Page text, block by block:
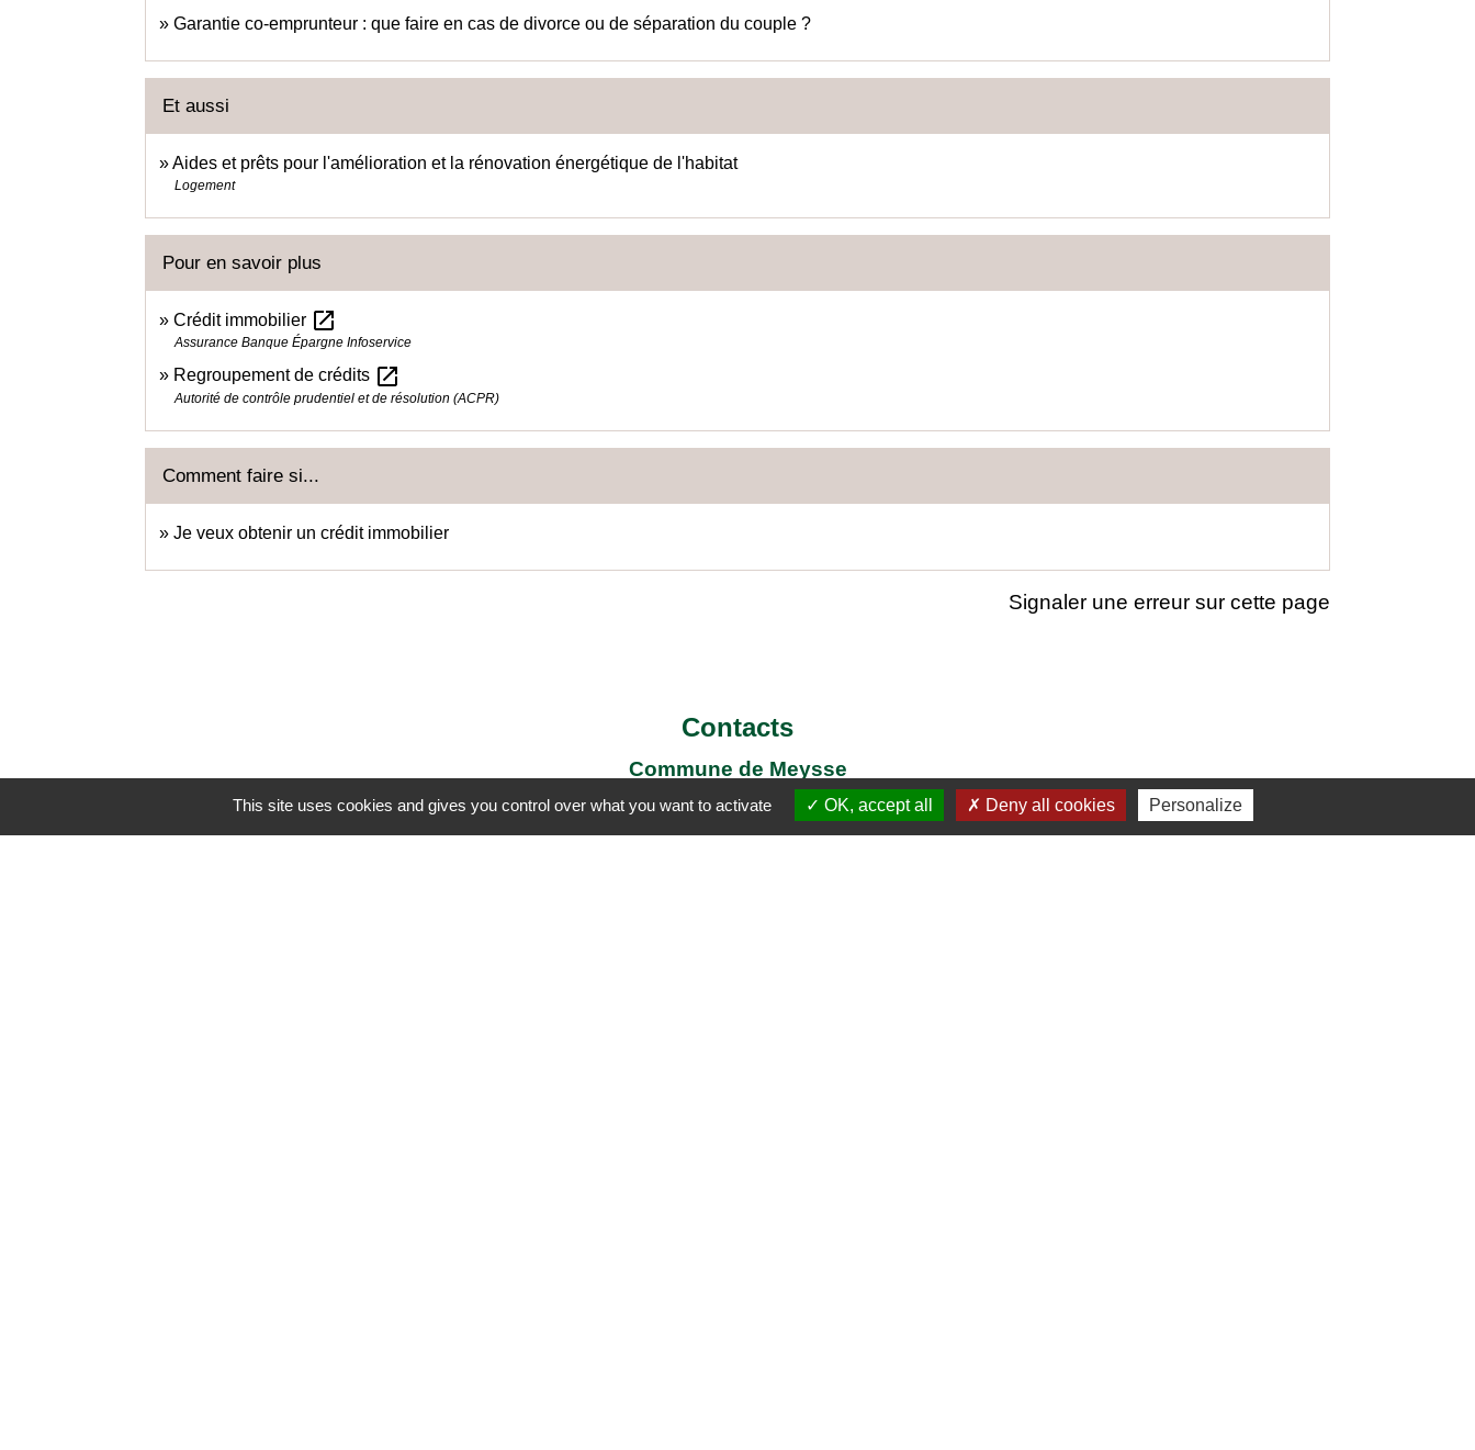
Garantie co-emprunteur : que faire en cas de divorce ou de séparation du couple ?
Et aussi
Aides et prêts pour l'amélioration et la rénovation énergétique de l'habitat
Logement
Pour en savoir plus
Crédit immobilier open_in_new
Assurance Banque Épargne Infoservice
Regroupement de crédits open_in_new
Autorité de contrôle prudentiel et de résolution (ACPR)
Comment faire si...
Je veux obtenir un crédit immobilier
Signaler une erreur sur cette page
Contacts
Commune de Meysse
7 Place de la Mairie
07400 Meysse - FRANCE
This site uses cookies and gives you control over what you want to activate OK, accept all Deny all cookies Personalize